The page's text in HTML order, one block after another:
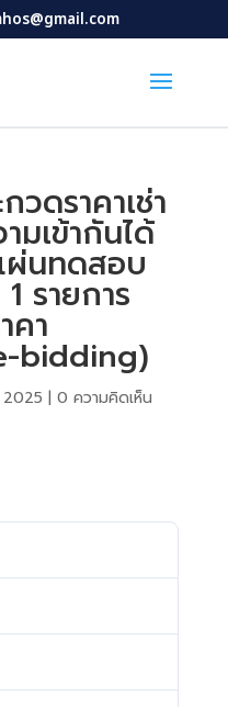
วดราคาเช่า
มเข้ากันได้
ผ่นทดสอบ
รายการ
คา
bidding)
2025 | 0 ความคิดเห็น